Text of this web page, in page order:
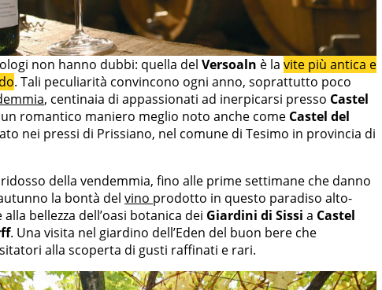
non hanno dubbi: quella del Versoaln è la vite più antica e
. Tali peculiarità convincono ogni anno, soprattutto poco
, centinaia di appassionati ad inerpicarsi presso Castel
romantico maniero meglio noto anche come Castel del
nei pressi di Prissiano, nel comune di Tesimo in provincia di
della vendemmia, fino alle prime settimane che danno
la bontà del vino prodotto in questo paradiso alto-
bellezza dell’oasi botanica dei Giardini di Sissi a Castel
. Una visita nel giardino dell’Eden del buon bere che
alla scoperta di gusti raffinati e rari.